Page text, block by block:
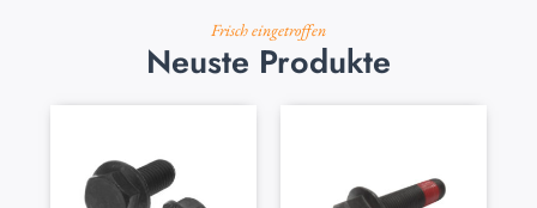
Frisch eingetroffen
Neuste Produkte